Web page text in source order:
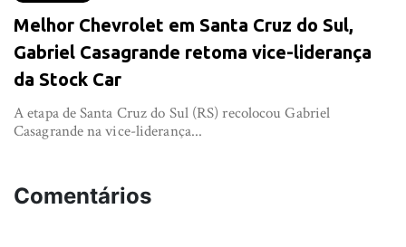
Melhor Chevrolet em Santa Cruz do Sul,
Gabriel Casagrande retoma vice-liderança
da Stock Car
A etapa de Santa Cruz do Sul (RS) recolocou Gabriel
Casagrande na vice-liderança...
Comentários